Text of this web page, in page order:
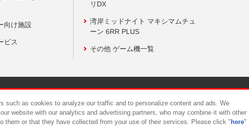
向け施設
ビス
リDX
湾岸ミッドナイト マキシマムチュ
ーン 6RR PLUS
その他 ゲーム機一覧
食品のご提供について カスタマーハラスメント対応方針
such as cookies to analyze our traffic and to personalize content and ads. We
website with our analytics and advertising partners, who may combine it with other
them or that they have collected from your use of their services. Please click " here"